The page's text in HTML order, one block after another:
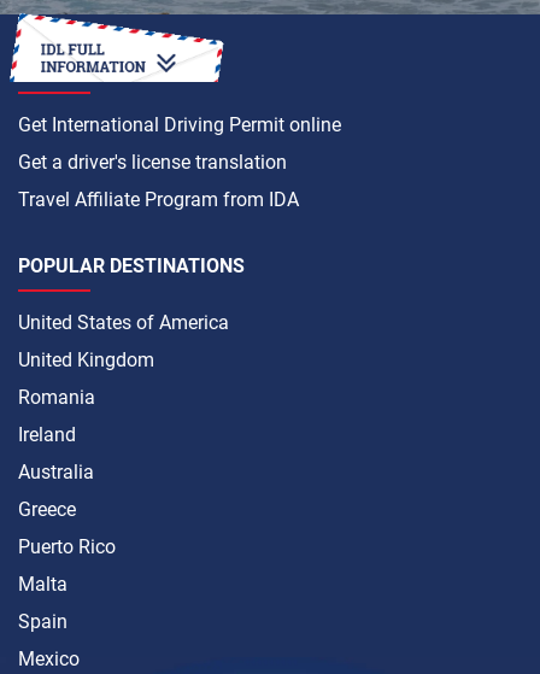
HOW TO
Get International Driving Permit online
Get a driver's license translation
Travel Affiliate Program from IDA
POPULAR DESTINATIONS
United States of America
United Kingdom
Romania
Ireland
Australia
Greece
Puerto Rico
Malta
Spain
Mexico